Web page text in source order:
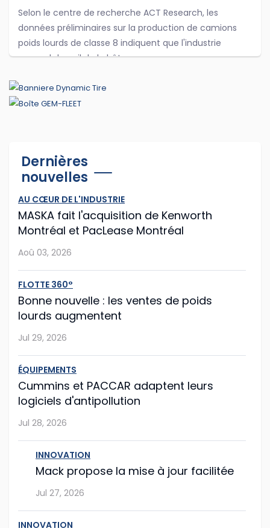
Selon le centre de recherche ACT Research, les
données préliminaires sur la production de camions
poids lourds de classe 8 indiquent que l'industrie
reprend du poil de la bête.
...
Jul 29, 2026
logiciels d'antipollution
Cummins et PACCAR ont récemment annoncé des
modifications logicielles à leurs moteurs diesel afin que
les routiers puissent continuer à rouler plus longtemps
après que les capteurs du camion o...
Jul 28, 2026
Mack propose la mise à jour facilitée
Le constructeur américain Mack Trucks franchit une
nouvelle étape vers la simplification de la
& Leave (« verrouiller et partir »), int�...
Jul 27, 2026
Hyundai Translead poursuit l'expansion de
ses camions à hydrogène
Même si le démarrage semble un peu laborieux,
l'entreprise sud-coréenne Hyundai Translead poursuit
son expansion.
...
Dernières
nouvelles
AU CŒUR DE L'INDUSTRIE
MASKA fait l'acquisition de Kenworth
Montréal et PacLease Montréal
Aoû 03, 2026
FLOTTE 360°
Bonne nouvelle : les ventes de poids
lourds augmentent
Jul 29, 2026
ÉQUIPEMENTS
Cummins et PACCAR adaptent leurs
logiciels d'antipollution
Jul 28, 2026
INNOVATION
Mack propose la mise à jour facilitée
Jul 27, 2026
INNOVATION